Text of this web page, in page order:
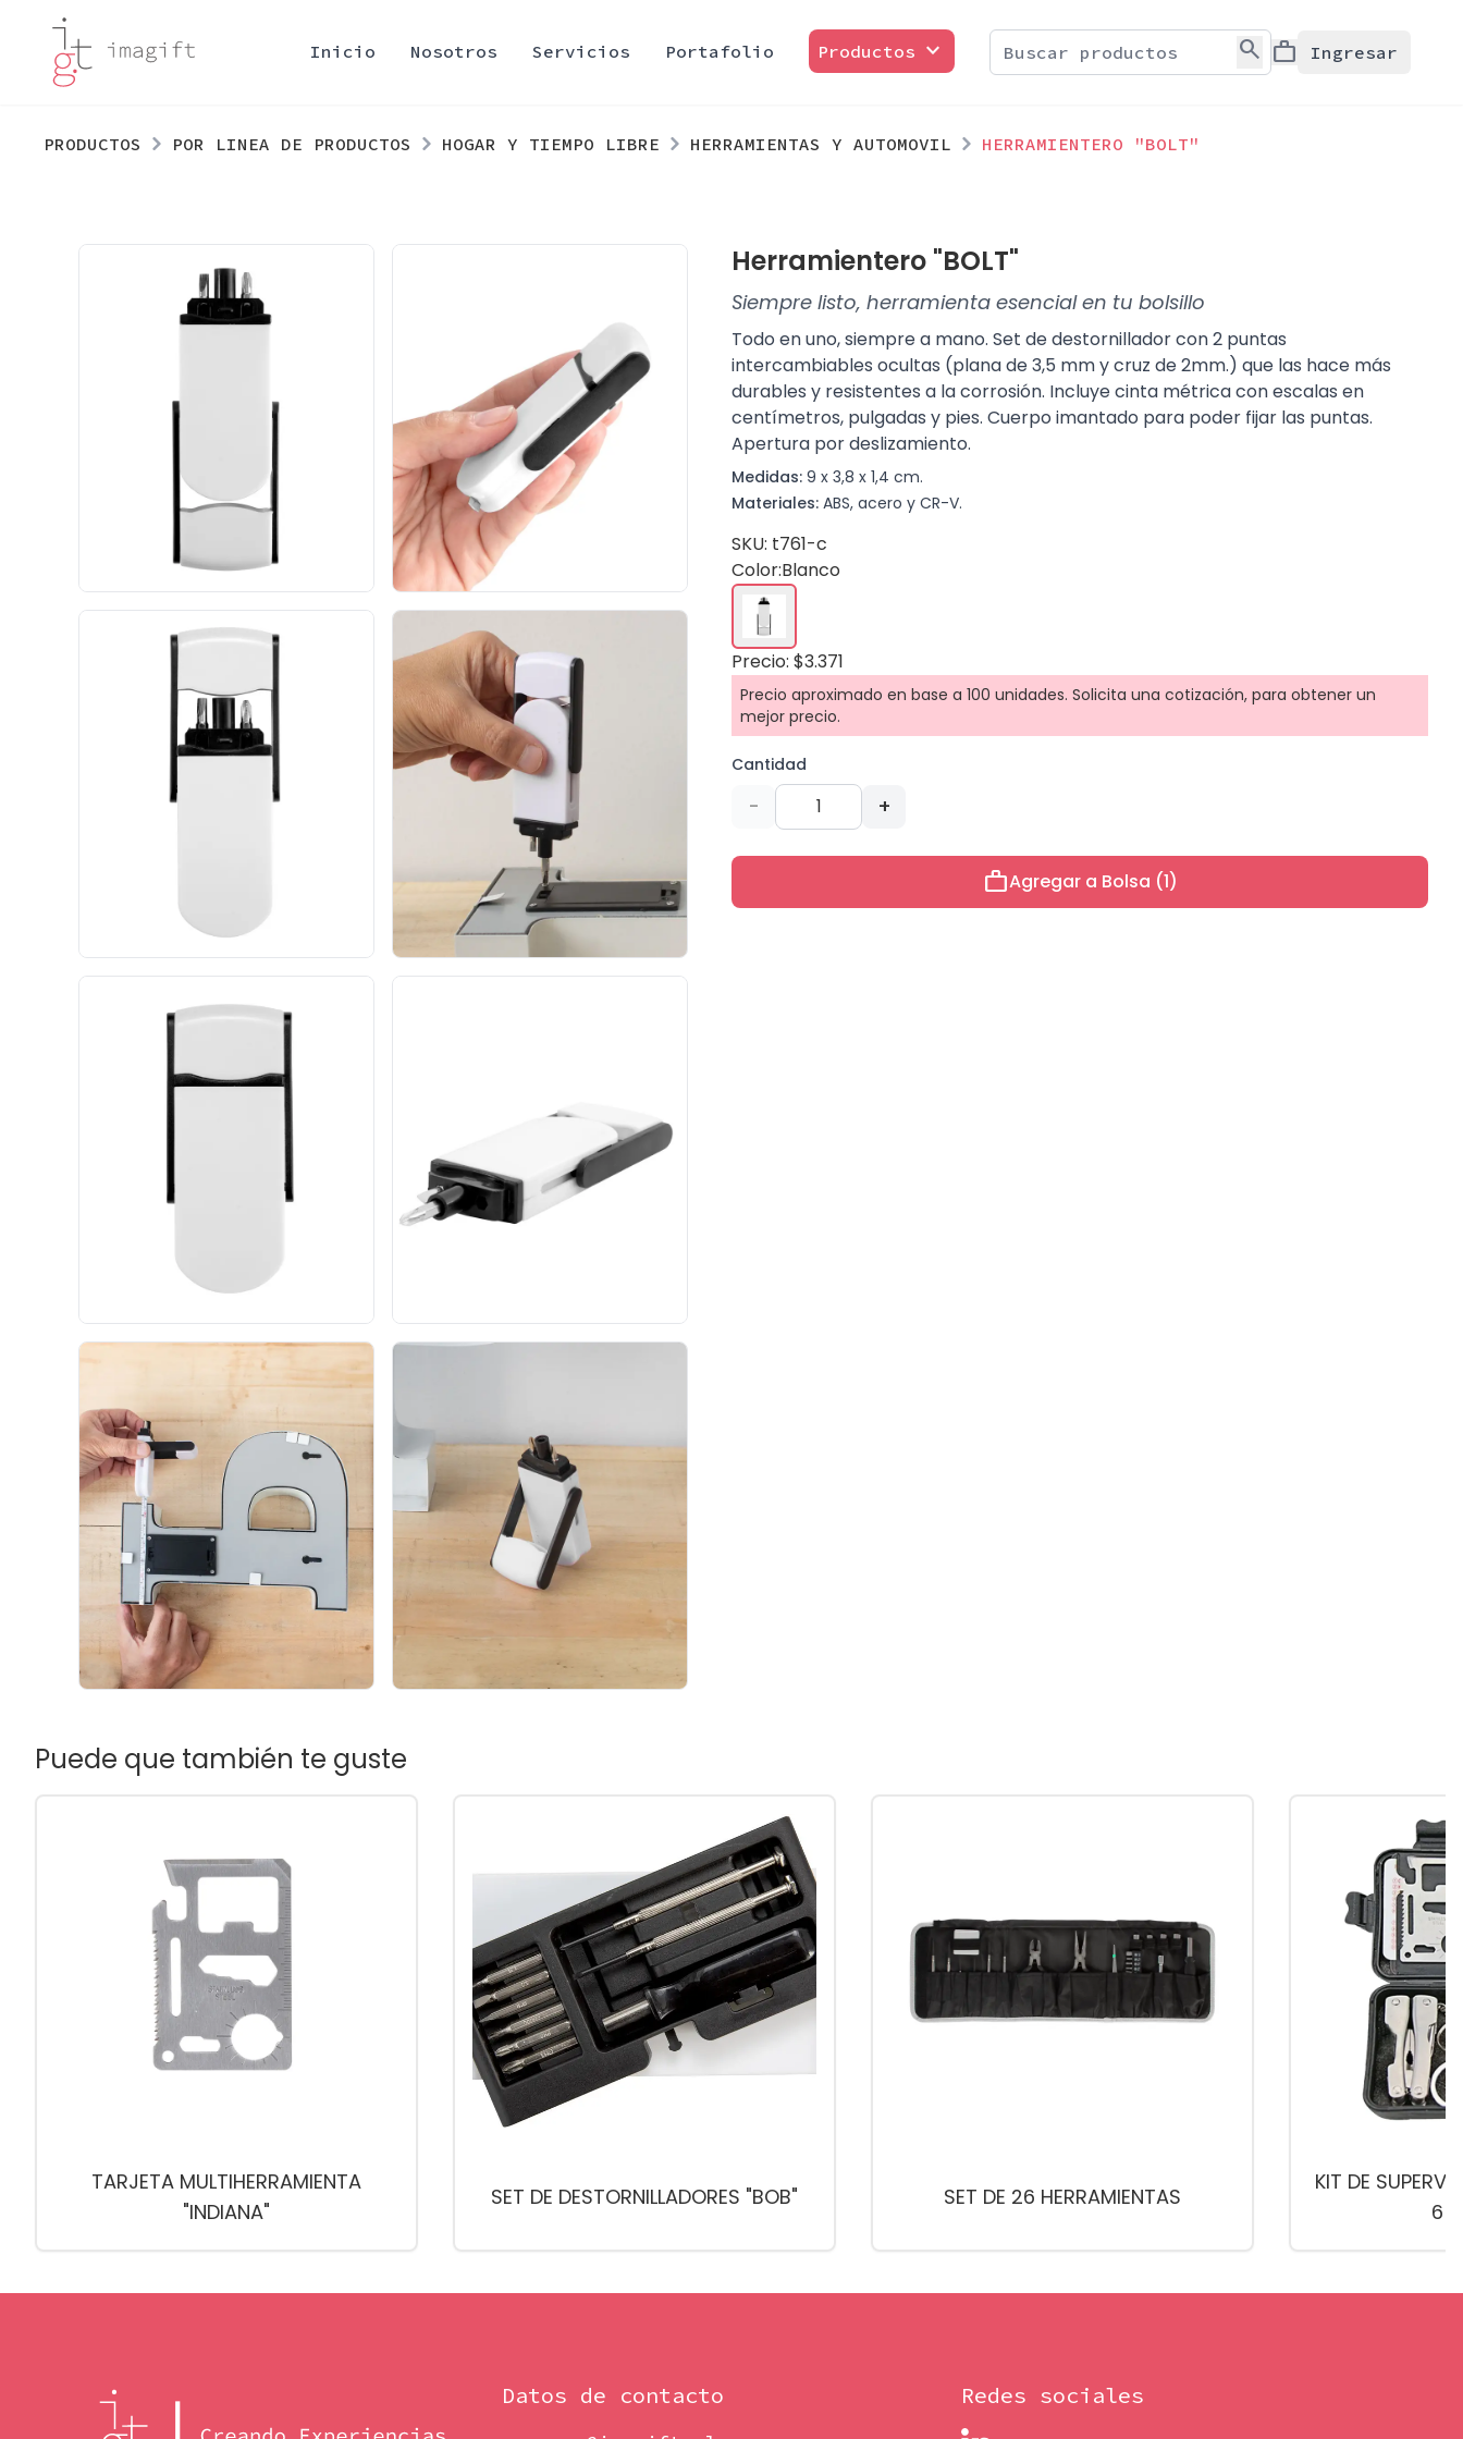
Inicio Nosotros Servicios Portafolio Productos expand_more search work Ingresar
PRODUCTOS POR LINEA DE PRODUCTOS HOGAR Y TIEMPO LIBRE HERRAMIENTAS Y AUTOMOVIL HERRAMIENTERO "BOLT"
Herramientero "BOLT"
Siempre listo, herramienta esencial en tu bolsillo
Todo en uno, siempre a mano. Set de destornillador con 2 puntas
intercambiables ocultas (plana de 3,5 mm y cruz de 2mm.) que las hace más
durables y resistentes a la corrosión. Incluye cinta métrica con escalas en
centímetros, pulgadas y pies. Cuerpo imantado para poder fijar las puntas.
Apertura por deslizamiento.
Medidas: 9 x 3,8 x 1,4 cm.
Materiales: ABS, acero y CR-V.
SKU: t761-c
Color:Blanco
Precio: $3.371
Precio aproximado en base a 100 unidades. Solicita una cotización, para obtener un
mejor precio.
Cantidad
- +
workAgregar a Bolsa (1)
Puede que también te guste
TARJETA MULTIHERRAMIENTA
"INDIANA"
SET DE DESTORNILLADORES "BOB" SET DE 26 HERRAMIENTAS
KIT DE
6
Datos de contacto Redes sociales